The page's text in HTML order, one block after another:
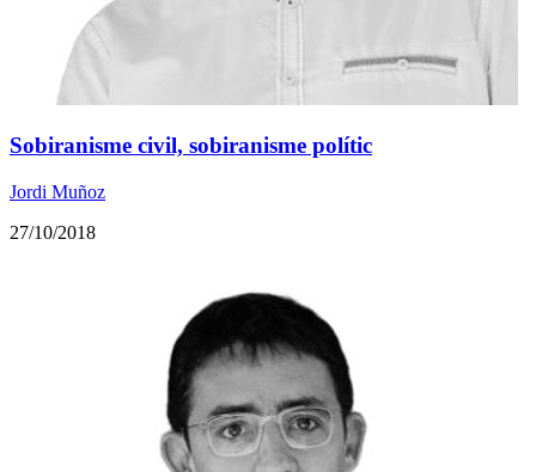
Sobiranisme civil, sobiranisme polític
Jordi Muñoz
27/10/2018